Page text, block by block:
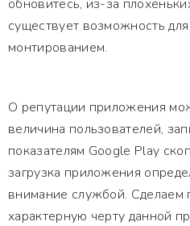
обновитесь, из-за
существует возможность
монтированием.
О репутации приложения
величина пользователей,
показателям Google Play
загрузка приложения
внимание службой. Сделаем
характерную черту данной